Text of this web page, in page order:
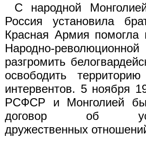
С народной
Россия установила
Красная Армия помогла
Народно-
разгромить
освободить
интервентов. 5 ноября
РСФСР и Монголией
договор об
дружественных